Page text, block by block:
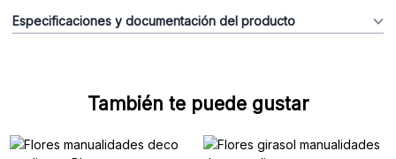
Especificaciones y documentación del producto
También te puede gustar